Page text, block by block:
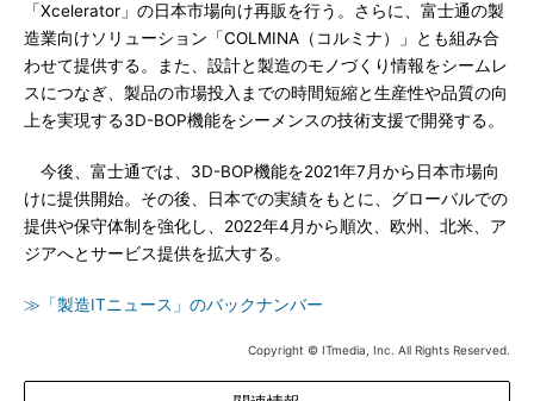
「Xcelerator」の日本市場向け再販を行う。さらに、富士通の製
造業向けソリューション「COLMINA（コルミナ）」とも組み合
わせて提供する。また、設計と製造のモノづくり情報をシームレ
スにつなぎ、製品の市場投入までの時間短縮と生産性や品質の向
上を実現する3D-BOP機能をシーメンスの技術支援で開発する。
今後、富士通では、3D-BOP機能を2021年7月から日本市場向
けに提供開始。その後、日本での実績をもとに、グローバルでの
提供や保守体制を強化し、2022年4月から順次、欧州、北米、ア
ジアへとサービス提供を拡大する。
≫「製造ITニュース」のバックナンバー
Copyright © ITmedia, Inc. All Rights Reserved.